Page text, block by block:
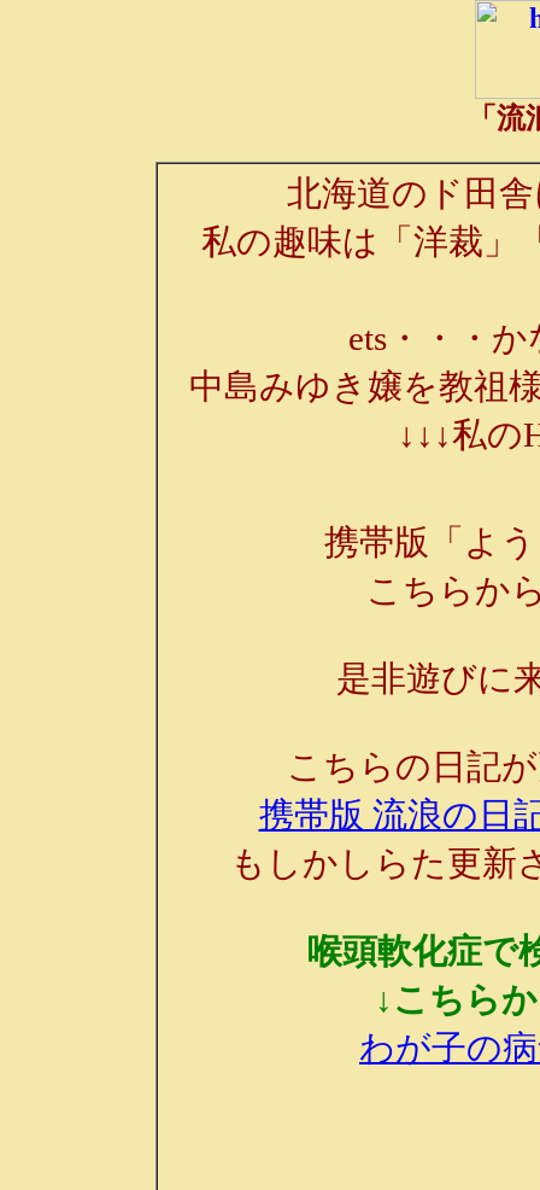
「
北海道のド田
私の趣味は「洋裁」
ets・・・
中島みゆき嬢を教祖
↓↓↓私の
携帯版「よ
こちらか
是非遊びに
こちらの日記
携帯版 流浪の日
もしかしらた更新
喉頭軟化症で
↓こちら
わが子の